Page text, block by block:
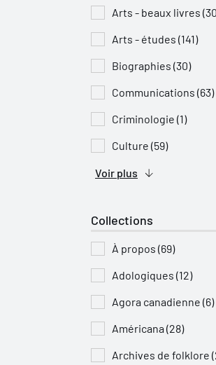
Arts - beaux livres
Arts - études (141)
Biographies (30)
Communications (63)
Criminologie (1)
Culture (59)
Voir plus
Collections
À propos (69)
Adologiques (12)
Agora canadienne (6)
Américana (28)
Archives de folklore